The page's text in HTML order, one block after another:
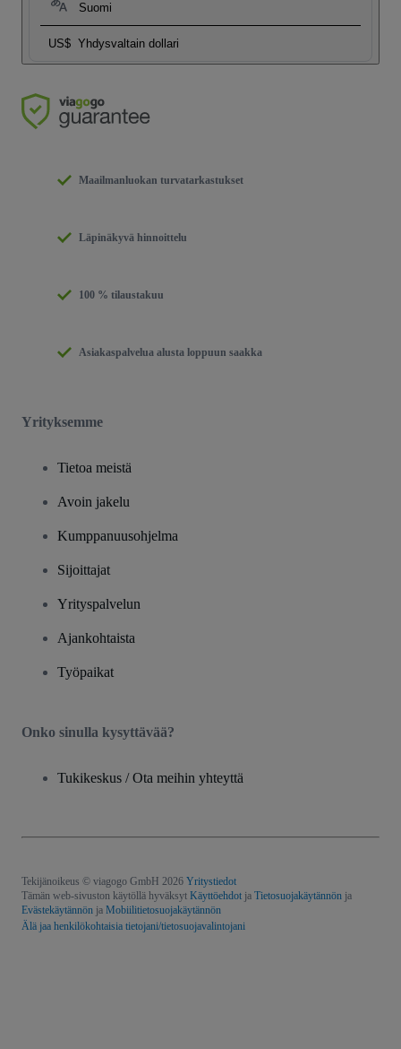
Suomi
US$ Yhdysvaltain dollari
Maailmanluokan turvatarkastukset
Läpinäkyvä hinnoittelu
100 % tilaustakuu
Asiakaspalvelua alusta loppuun saakka
Yrityksemme
Tietoa meistä
Avoin jakelu
Kumppanuusohjelma
Sijoittajat
Yrityspalvelun
Ajankohtaista
Työpaikat
Onko sinulla kysyttävää?
Tukikeskus / Ota meihin yhteyttä
Tekijänoikeus © viagogo GmbH 2026 Yritystiedot
Tämän web-sivuston käytöllä hyväksyt Käyttöehdot ja Tietosuojakäytännön ja
Evästekäytännön ja Mobiilitietosuojakäytännön
Älä jaa henkilökohtaisia tietojani/tietosuojavalintojani